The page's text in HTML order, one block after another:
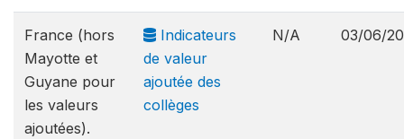
France (hors
Mayotte et
Guyane pour
les valeurs
ajoutées).
Indicateurs
de valeur
ajoutée des
collèges
N/A 03/06/